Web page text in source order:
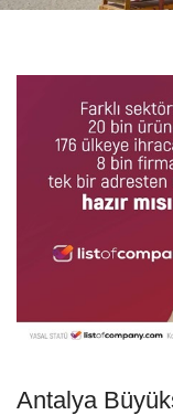
Antalya